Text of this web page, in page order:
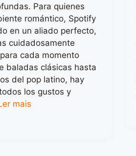
Para quienes
romántico, Spotify
en un aliado perfecto,
cuidadosamente
cada momento
baladas clásicas hasta
del pop latino, hay
los gustos y
mais